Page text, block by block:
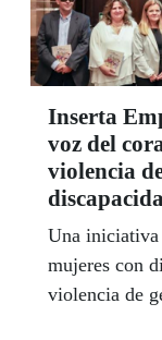
Inserta
voz del
violencia
Una iniciativa
mujeres con
violencia de